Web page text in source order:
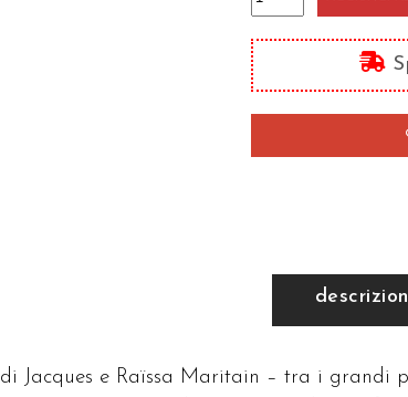
di
preghiera
quantità
Jacques e Raïssa Maritain – tra i grandi